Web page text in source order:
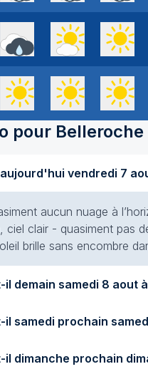
pour Belleroche
Quel temps
aucun nuage à
ciel clair - quasiment pas
brille sans encombre
Quel temps fera-t-il
Quel temps